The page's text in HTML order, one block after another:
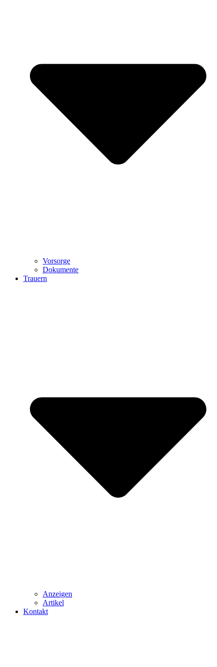
Vorsorge
Dokumente
Trauern
Anzeigen
Artikel
Kontakt